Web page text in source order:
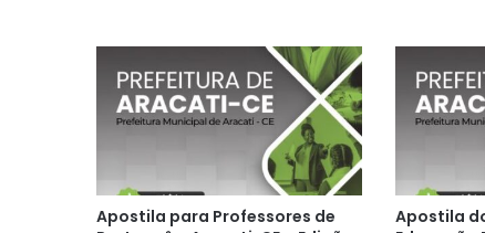
Apostila para Professores de
Apostila